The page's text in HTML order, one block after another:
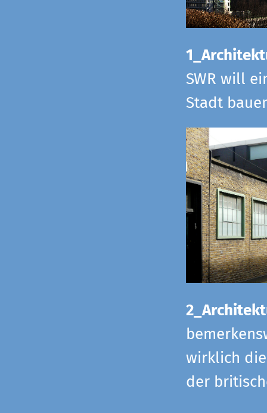
SWR will
Stadt
wirklich
der